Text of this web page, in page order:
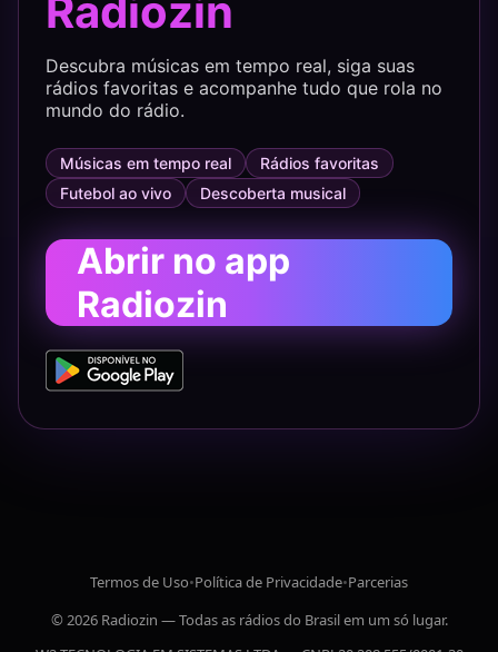
Radiozin
Descubra músicas em tempo real, siga suas
rádios favoritas e acompanhe tudo que rola no
mundo do rádio.
Músicas em tempo real
Rádios favoritas
Futebol ao vivo
Descoberta musical
Abrir no app
Radiozin
Termos de Uso•Política de Privacidade•Parcerias
© 2026 Radiozin — Todas as rádios do Brasil em um só lugar.